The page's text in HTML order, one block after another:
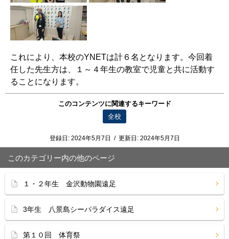
これにより、本校のYNETは計６名となります。今回着
任した先生方は、１～４年生の教室で児童と共に活動す
ることになります。
このコンテンツに関連するキーワード
全校
登録日: 2024年5月7日 / 更新日: 2024年5月7日
このカテゴリー内の他のページ
１・２年生 金沢動物園遠足
3年生 八景島シーパラダイス遠足
第１０回 体育祭